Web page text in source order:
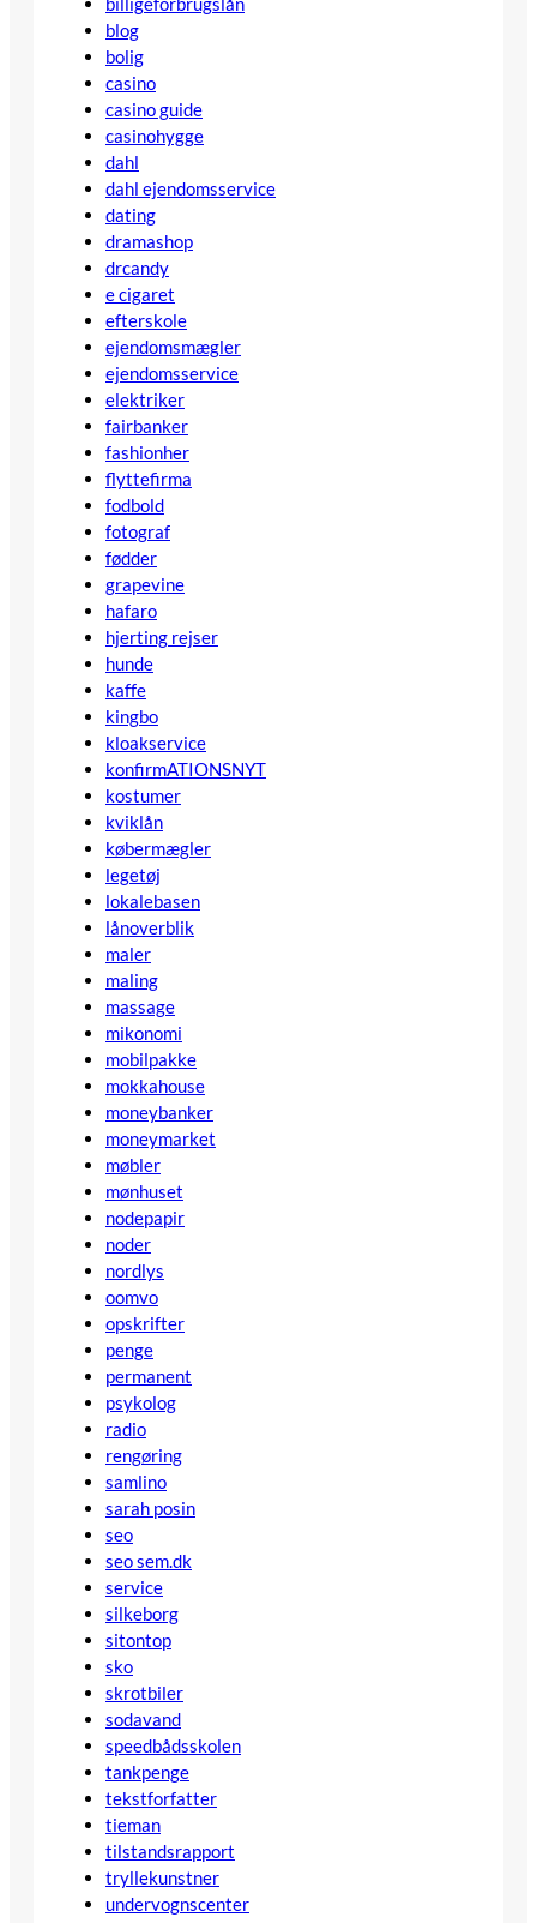
blog
bolig
casino
casino guide
casinohygge
dahl
dahl ejendomsservice
dating
dramashop
drcandy
e cigaret
efterskole
ejendomsmægler
ejendomsservice
elektriker
fairbanker
fashionher
flyttefirma
fodbold
fotograf
fødder
grapevine
hafaro
hjerting rejser
hunde
kaffe
kingbo
kloakservice
konfirmATIONSNYT
kostumer
kviklån
købermægler
legetøj
lokalebasen
lånoverblik
maler
maling
massage
mikonomi
mobilpakke
mokkahouse
moneybanker
moneymarket
møbler
mønhuset
nodepapir
noder
nordlys
oomvo
opskrifter
penge
permanent
psykolog
radio
rengøring
samlino
sarah posin
seo
seo sem.dk
service
silkeborg
sitontop
sko
skrotbiler
sodavand
speedbådsskolen
tankpenge
tekstforfatter
tieman
tilstandsrapport
tryllekunstner
undervognscenter